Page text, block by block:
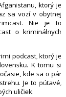
ktorý je
sa vozí v obytnej
Nie je to
o kriminálnych
podcast, ktorý je
K tomu si
kde sa o pár
Je to pútavé,
uličiek.